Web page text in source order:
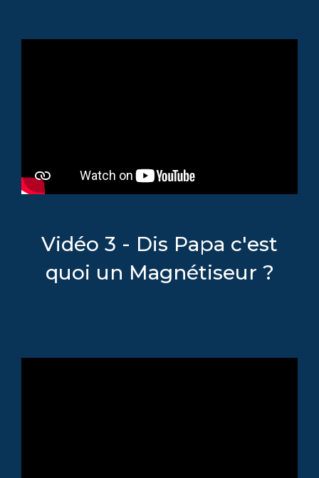
Vidéo 3 - Dis Papa c'est
quoi un Magnétiseur ?